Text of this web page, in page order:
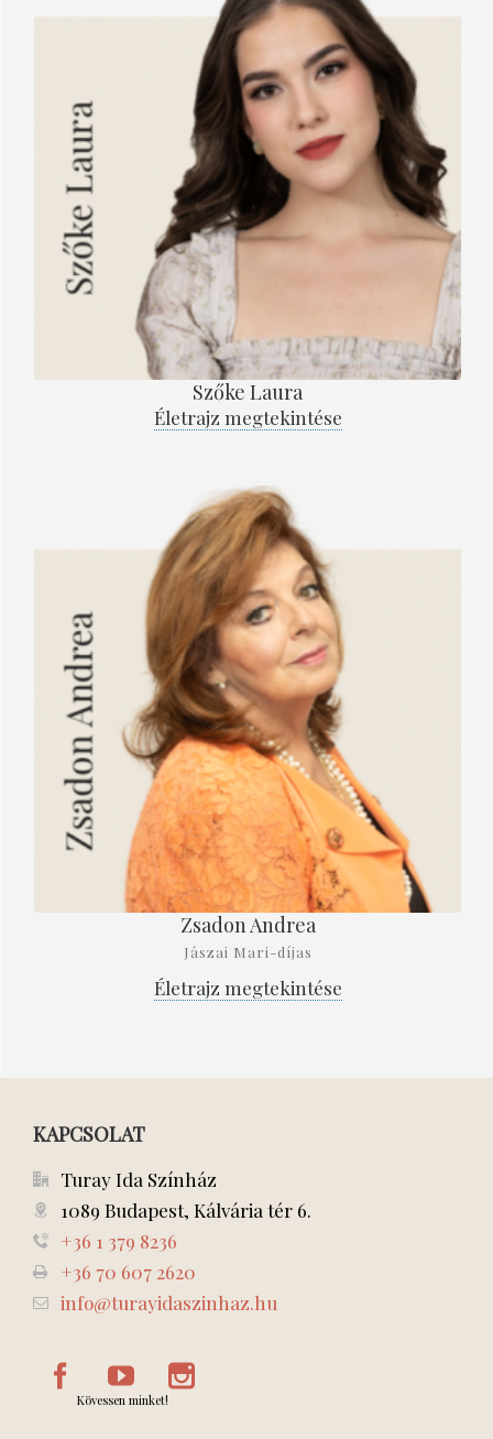
Szőke Laura
Életrajz megtekintése
Zsadon Andrea
Jászai Mari-díjas
Életrajz megtekintése
KAPCSOLAT
Turay Ida Színház
1089 Budapest, Kálvária tér 6.
+36 1 379 8236
+36 70 607 2620
info@turayidaszinhaz.hu
Kövessen minket!